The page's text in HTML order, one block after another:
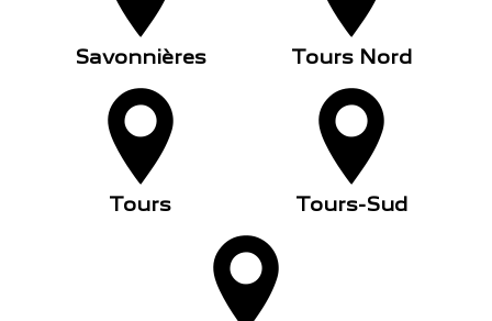
Savonnières Tours Nord
Tours Tours-Sud